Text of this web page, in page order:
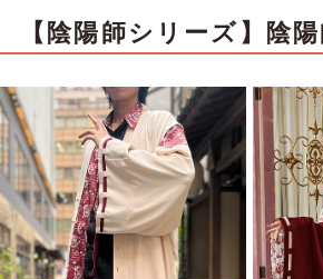
【陰陽師シリーズ】陰